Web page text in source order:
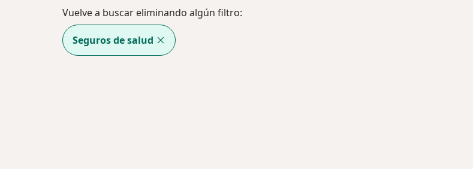
Vuelve a buscar eliminando algún filtro:
Seguros de salud